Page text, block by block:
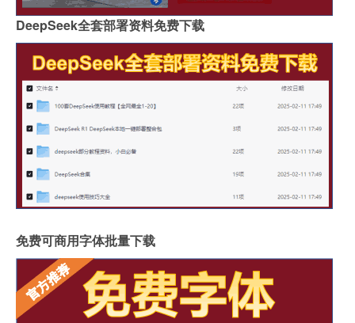
DeepSeek全套部署资料免费下载
免费可商用字体批量下载